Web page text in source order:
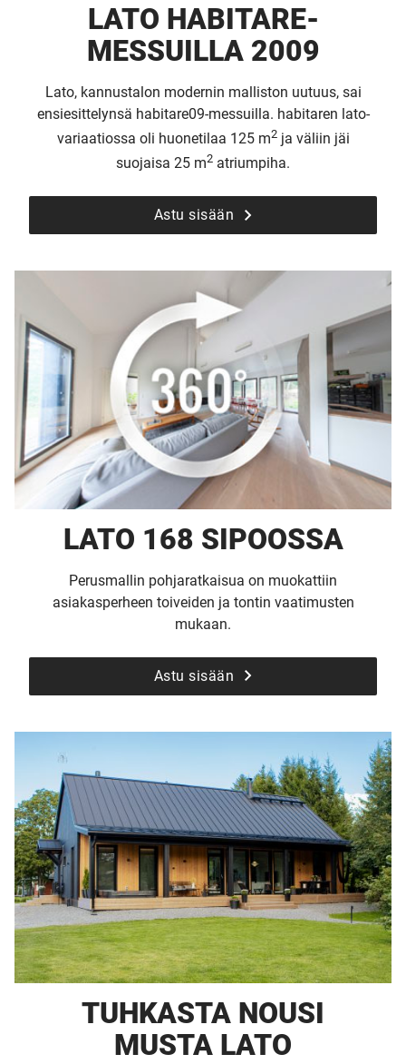
LATO HABITARE-
MESSUILLA 2009
Lato, kannustalon modernin malliston uutuus, sai
ensiesittelynsä habitare09-messuilla. habitaren lato-
variaatiossa oli huonetilaa 125 m2ja väliin jäi
suojaisa 25 m2 atriumpiha.
Astu sisään
LATO 168 SIPOOSSA
Perusmallin pohjaratkaisua on muokattiin
asiakasperheen toiveiden ja tontin vaatimusten
mukaan.
Astu sisään
TUHKASTA NOUSI
MUSTA LATO